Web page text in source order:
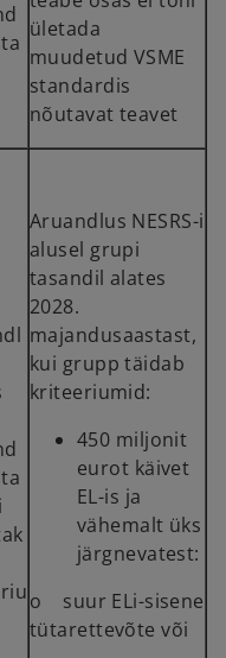
ületada
muudetud VSME
standardis
nõutavat teavet
Aruandlus NESRS-i
alusel grupi
tasandil alates
2028.
majandusaastast,
kui grupp täidab
kriteeriumid:
450 miljonit
eurot käivet
EL-is ja
vähemalt üks
järgnevatest:
o suur ELi-sisene
tütarettevõte või